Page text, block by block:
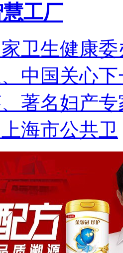
工厂
卫生健康
中国关心
著名妇产
海市公共卫